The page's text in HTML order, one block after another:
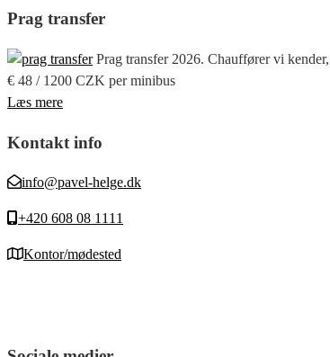
Prag transfer
Prag transfer 2026. Chauffører vi
€ 48 / 1200 CZK per minibus
Læs mere
Kontakt info
info@pavel-helge.dk
+420 608 08 1111
Kontor/mødested